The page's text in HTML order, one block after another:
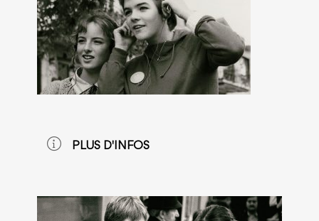
PLUS D'INFOS